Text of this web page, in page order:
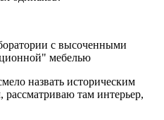
с высоченными
мебелью
назвать историческим
там интерьер,